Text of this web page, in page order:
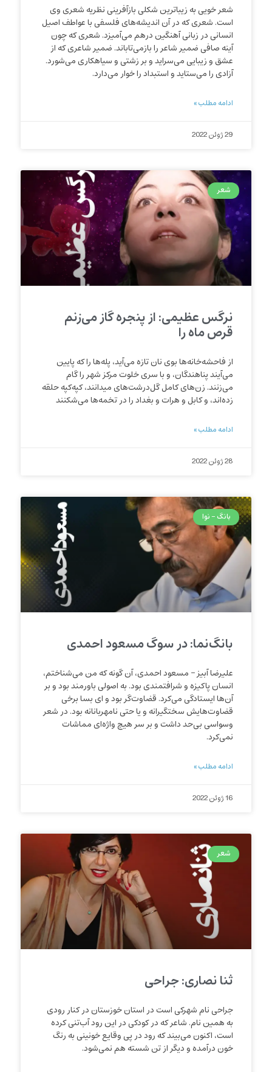
شعر خویی به زیباترین شکلی بازآفرینی نظریه شعری وی
است. شعری که در آن اندیشه‌های فلسفی با عواطف اصیل
انسانی در زبانی آهنگین درهم می‌آمیزد. شعری که چون
آینه صافی ضمیر شاعر را بازمی‌تاباند. ضمیر شاعری که از
عشق و زیبایی می‌سراید و بر زشتی و سیاهکاری می‌شورد.
آزادی را می‌ستاید و استبداد را خوار می‌دارد.
ادامه مطلب »
29 ژوئن 2022
شعر
نرگس عظیمی: از پنجره گاز می‌زنم
قرص ماه را
از فاحشه‌خانه‌ها بوی نان تازه می‌آید، پله‌ها را که پایین
می‌آیند پناهندگان، و با سری خلوت مرکز شهر را گام
می‌زنند. زن‌های‌ کامل گل‌درشت‌های میدانند، کپه‌کپه حلقه
زده‌اند، و کابل و هرات و بغداد را در تخمه‌ها می‌شکنند
ادامه مطلب »
28 ژوئن 2022
بانگ - نوا
بانگ‌نما: در سوگ مسعود احمدی
علیرضا آبیز – مسعود احمدی، آن گونه که من می‌شناختم،
انسان پاکیزه‌ و شرافتمندی بود. به اصولی باورمند بود و بر
آن‌ها ایستادگی می‌کرد. قضاوت‌گر بود و ای بسا برخی
قضاوت‌هایش سختگیرانه و یا حتی نامهربانانه بود. در شعر
وسواسی بی‌حد داشت و بر سر هیچ واژه‌ای مماشات
نمی‌کرد.
ادامه مطلب »
16 ژوئن 2022
شعر
ثنا نصاری: جراحی
جراحی نام شهرکی است در استان خوزستان در کنار رودی
به همین نام. شاعر که در کودکی در این رود آب‌‌تنی کرده
است، اکنون می‌بیند که رود در پی وقایع خونینی به رنگ
خون درآمده و دیگر از تن شسته هم نمی‌شود.